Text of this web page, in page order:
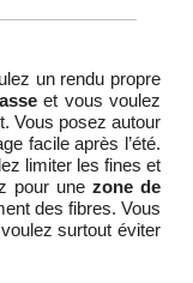
un rendu propre
et vous voulez
Vous posez autour
facile après l’été.
limiter les fines et
pour unezone de
des fibres. Vous
surtout éviter